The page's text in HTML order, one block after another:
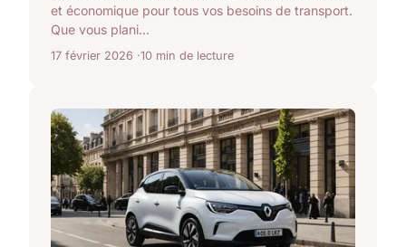
et économique pour tous vos besoins de transport.
Que vous plani...
17 février 2026 10 min de lecture